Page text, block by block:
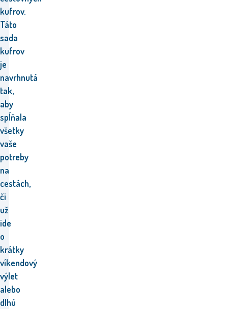
kufrov.
Táto
sada
kufrov
je
navrhnutá
tak,
aby
spĺňala
všetky
vaše
potreby
na
cestách,
či
už
ide
o
krátky
víkendový
výlet
alebo
dlhú